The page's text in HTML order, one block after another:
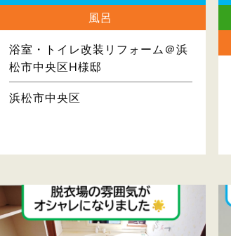
風呂
浴室・トイレ改装リフォーム＠浜
松市中央区H様邸
浜松市中央区